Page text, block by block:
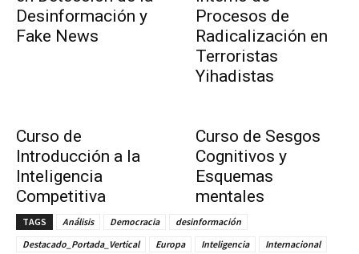
Desinformación y
Fake News
Procesos de
Radicalización en
Terroristas
Yihadistas
Curso de
Introducción a la
Inteligencia
Competitiva
Curso de Sesgos
Cognitivos y
Esquemas
mentales
TAGS Análisis Democracia
desinformación
Destacado_Portada_Vertical
Europa Inteligencia
Internacional